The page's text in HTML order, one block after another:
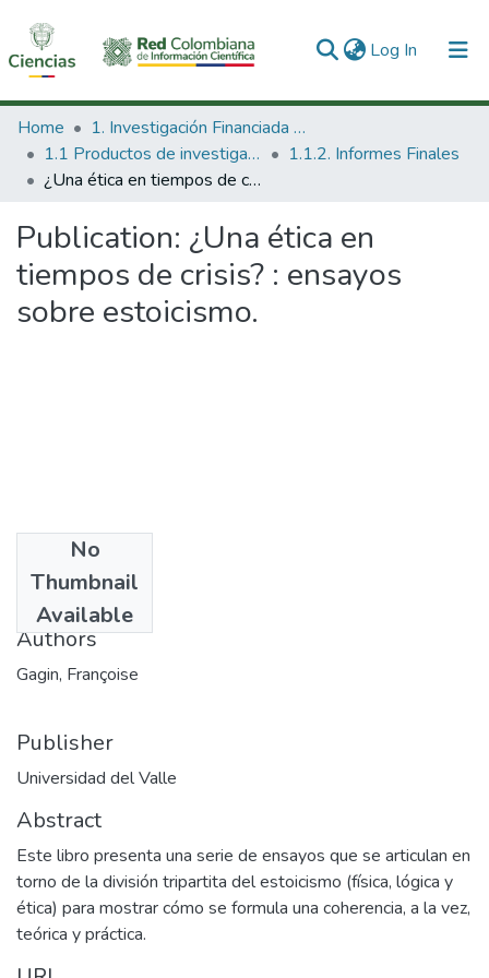
Log In (current)
Communities & Collections
All of DSpace
Home
1. Investigación Financiada con Recursos Públicos
1.1 Productos de investigación
1.1.2. Informes Finales
¿Una ética en tiempos de crisis? : ensayos sobre estoicismo.
Publication: ¿Una ética en
tiempos de crisis? : ensayos
sobre estoicismo.
No
Thumbnail
Available
2003-05
Authors
Gagin, Françoise
Publisher
Universidad del Valle
Abstract
Este libro presenta una serie de ensayos que se articulan en
torno de la división tripartita del estoicismo (física, lógica y
ética) para mostrar cómo se formula una coherencia, a la vez,
teórica y práctica.